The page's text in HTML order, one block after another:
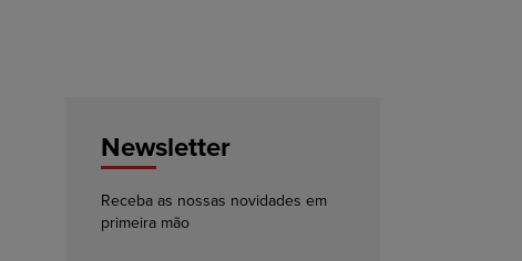
Newsletter
Receba as nossas novidades em
primeira mão